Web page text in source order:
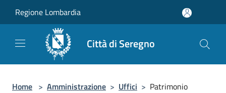
Regione Lombardia
Città di Seregno
Home > Amministrazione > Uffici > Patrimonio